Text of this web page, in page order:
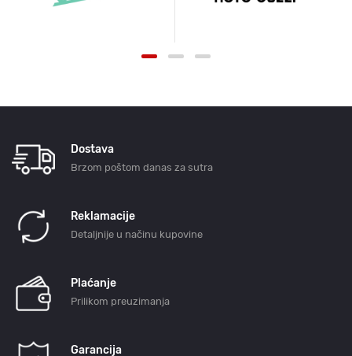
Dostava
Brzom poštom danas za sutra
Reklamacije
Detaljnije u načinu kupovine
Plaćanje
Prilikom preuzimanja
Garancija